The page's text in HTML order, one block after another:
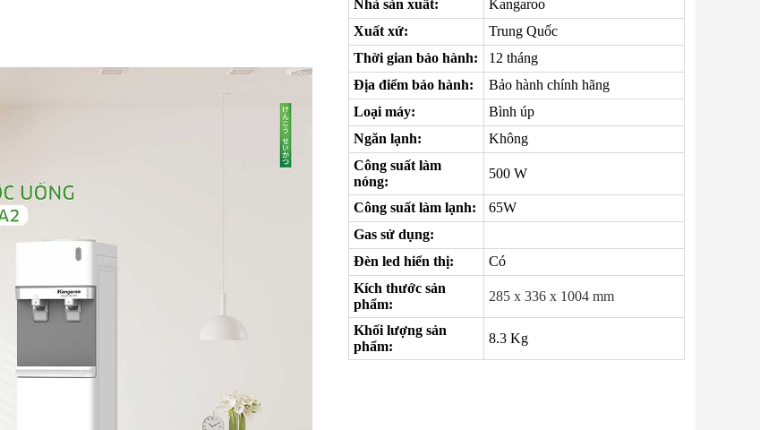
Nhà sản xuất:
Kangaroo
Xuất xứ:
Trung Quốc
Thời gian bảo hành:
12 tháng
Địa điểm bảo hành:
Bảo hành chính hãng
Loại máy:
Bình úp
Ngăn lạnh:
Không
Công suất làm
nóng:
500 W
Công suất làm lạnh:
65W
Gas sử dụng:
Đèn led hiển thị:
Có
Kích thước sản
phẩm:
285 x 336 x 1004 mm
Khối lượng sản
phẩm:
8.3 Kg